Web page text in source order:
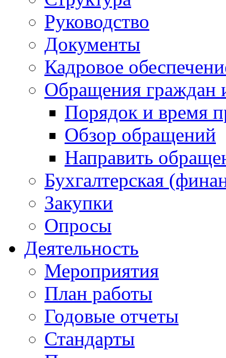
Руководство
Документы
Кадровое
Обращения граждан
Порядок и время
Обзор обращений
Направить
Бухгалтерская
Закупки
Опросы
Деятельность
Мероприятия
План работы
Годовые отчеты
Стандарты